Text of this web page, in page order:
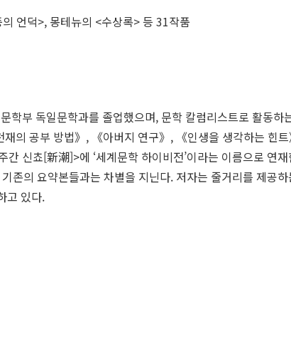
언덕>, 몽테뉴의 <수상록> 등 31작품
학부 독일문학과를 졸업했으며, 문학 칼럼리스트로 활동
의 공부 방법》, 《아버지 연구》, 《인생을 생각하는 힌
간 신쵸[新潮]>에 ‘세계문학 하이비전’이라는 이름으로 연
존의 요약본들과는 차별을 지닌다. 저자는 줄거리를 제공
고 있다.